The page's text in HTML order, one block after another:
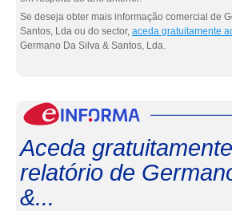
Se deseja obter mais informação comercial de
Santos, Lda ou do sector, aceda gratuitamente
Germano Da Silva & Santos, Lda.
Aceda
relatório de
&...